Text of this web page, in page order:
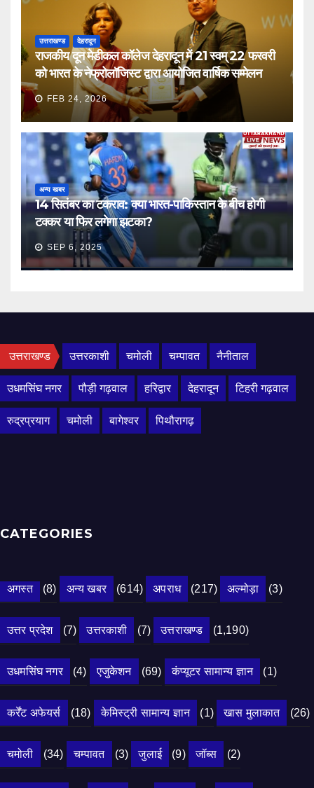
उत्तराखण्ड देहरादून
राजकीय दून मेडीकल कॉलेज देहरादून में 21 स्वम् 22 फरवरी
को भारत के नेफ्रोलॉजिस्ट द्वारा आयोजित वार्षिक सम्मेलन
FEB 24, 2026
अन्य खबर
14 सितंबर का टकराव: क्या भारत-पाकिस्तान के बीच होगी
टक्कर या फिर लगेगा झटका?
SEP 6, 2025
उत्तराखण्ड उत्तरकाशी चमोली चम्पावत नैनीताल
उधमसिंघ नगर पौड़ी गढ़वाल हरिद्वार देहरादून टिहरी गढ़वाल
रुद्रप्रयाग चमोली बागेश्वर पिथौरागढ़
CATEGORIES
अगस्त (8) अन्य खबर (614) अपराध (217) अल्मोड़ा (3)
उत्तर प्रदेश (7) उत्तरकाशी (7) उत्तराखण्ड (1,190)
उधमसिंघ नगर (4) एजुकेशन (69) कंप्यूटर सामान्य ज्ञान (1)
कर्रेंट अफेयर्स (18) केमिस्ट्री सामान्य ज्ञान (1) खास मुलाकात (26)
चमोली (34) चम्पावत (3) जुलाई (9) जॉब्स (2)